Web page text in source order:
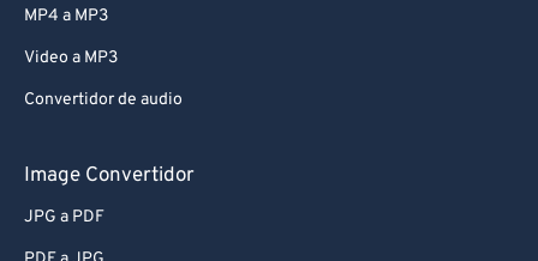
MP4 a MP3
Video a MP3
Convertidor de audio
Image Convertidor
JPG a PDF